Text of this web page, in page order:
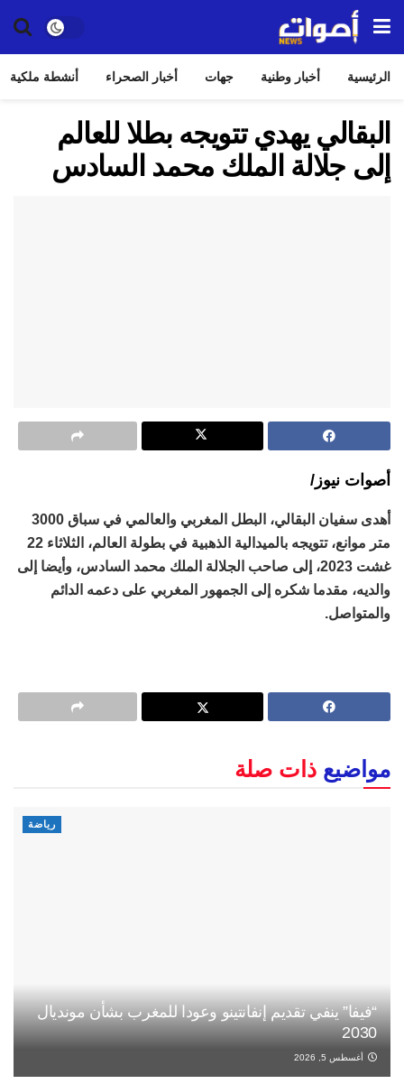
الرئيسية أخبار وطنية جهات أخبار الصحراء أنشطة ملكية
البقالي يهدي تتويجه بطلا للعالم
إلى جلالة الملك محمد السادس
أصوات نيوز/
أهدى سفيان البقالي، البطل المغربي والعالمي في سباق 3000
متر موانع، تتويجه بالميدالية الذهبية في بطولة العالم، الثلاثاء 22
غشت 2023، إلى صاحب الجلالة الملك محمد السادس، وأيضا إلى
والديه، مقدما شكره إلى الجمهور المغربي على دعمه الدائم
والمتواصل.
مواضيع ذات صلة
رياضة
“فيفا” ينفي تقديم إنفانتينو وعودا للمغرب بشأن مونديال
2030
أغسطس 5, 2026